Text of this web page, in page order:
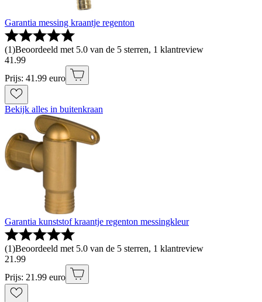
Garantia messing kraantje regenton
(1)Beoordeeld met 5.0 van de 5 sterren, 1 klantreview
41 .99
Prijs: 41.99 euro
Bekijk alles in buitenkraan
Garantia kunststof kraantje regenton messingkleur
(1)Beoordeeld met 5.0 van de 5 sterren, 1 klantreview
21 .99
Prijs: 21.99 euro